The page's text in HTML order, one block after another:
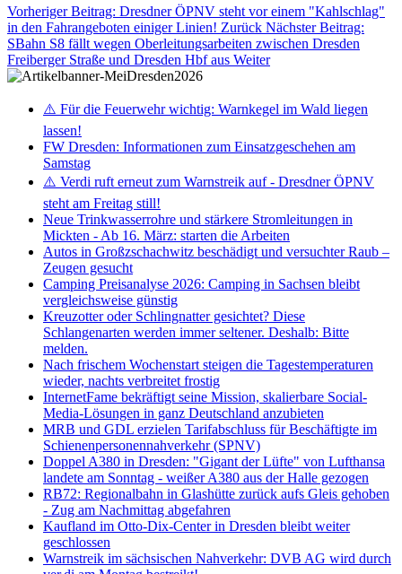
Vorheriger Beitrag: Dresdner ÖPNV steht vor einem "Kahlschlag"
in den Fahrangeboten einiger Linien! Zurück Nächster Beitrag:
SBahn S8 fällt wegen Oberleitungsarbeiten zwischen Dresden
Freiberger Straße und Dresden Hbf aus Weiter
⚠️ Für die Feuerwehr wichtig: Warnkegel im Wald liegen
lassen!
FW Dresden: Informationen zum Einsatzgeschehen am
Samstag
⚠️ Verdi ruft erneut zum Warnstreik auf - Dresdner ÖPNV
steht am Freitag still!
Neue Trinkwasserrohre und stärkere Stromleitungen in
Mickten - Ab 16. März: starten die Arbeiten
Autos in Großzschachwitz beschädigt und versuchter Raub –
Zeugen gesucht
Camping Preisanalyse 2026: Camping in Sachsen bleibt
vergleichsweise günstig
Kreuzotter oder Schlingnatter gesichtet? Diese
Schlangenarten werden immer seltener. Deshalb: Bitte
melden.
Nach frischem Wochenstart steigen die Tagestemperaturen
wieder, nachts verbreitet frostig
InternetFame bekräftigt seine Mission, skalierbare Social-
Media-Lösungen in ganz Deutschland anzubieten
MRB und GDL erzielen Tarifabschluss für Beschäftigte im
Schienenpersonennahverkehr (SPNV)
Doppel A380 in Dresden: "Gigant der Lüfte" von Lufthansa
landete am Sonntag - weißer A380 aus der Halle gezogen
RB72: Regionalbahn in Glashütte zurück aufs Gleis gehoben
- Zug am Nachmittag abgefahren
Kaufland im Otto-Dix-Center in Dresden bleibt weiter
geschlossen
Warnstreik im sächsischen Nahverkehr: DVB AG wird durch